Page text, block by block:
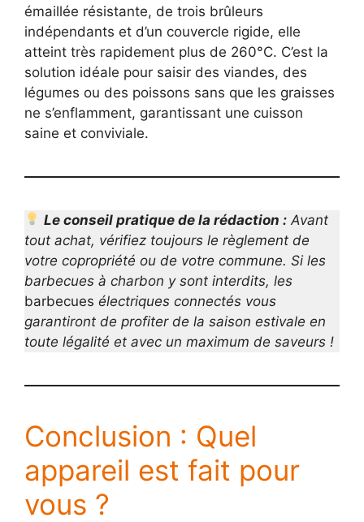
émaillée résistante, de trois brûleurs
indépendants et d’un couvercle rigide, elle
atteint très rapidement plus de 260°C. C’est la
solution idéale pour saisir des viandes, des
légumes ou des poissons sans que les graisses
ne s’enflamment, garantissant une cuisson
saine et conviviale.
Le conseil pratique de la rédaction : Avant
tout achat, vérifiez toujours le règlement de
votre copropriété ou de votre commune. Si les
barbecues à charbon y sont interdits, les
barbecues électriques connectés vous
garantiront de profiter de la saison estivale en
toute légalité et avec un maximum de saveurs !
Conclusion : Quel
appareil est fait pour
vous ?